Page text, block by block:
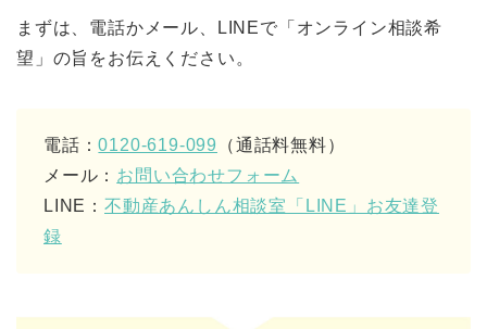
まずは、電話かメール、LINEで「オンライン相談希
望」の旨をお伝えください。
電話：0120-619-099
（通話料無料）
メール： お問い合わせフォーム
LINE： 不動産あんしん相談室「LINE」お友達登
録